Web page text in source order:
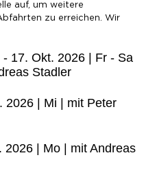
auf, um weitere
zu erreichen. Wir
- 17. Okt. 2026 | Fr - Sa
Stadler
2026 | Mi | mit Peter
2026 | Mo | mit Andreas